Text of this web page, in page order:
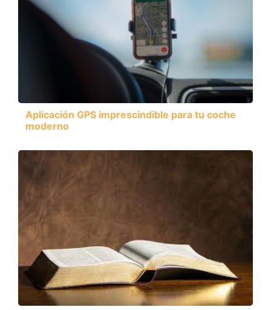
Aplicación GPS imprescindible para tu coche
moderno